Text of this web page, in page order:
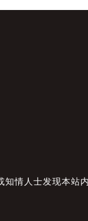
知情人士发现本站